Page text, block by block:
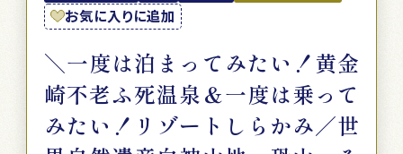
お気に入りに追加
＼一度は泊まってみたい！黄金
崎不老ふ死温泉＆一度は乗って
みたい！リゾートしらかみ／世